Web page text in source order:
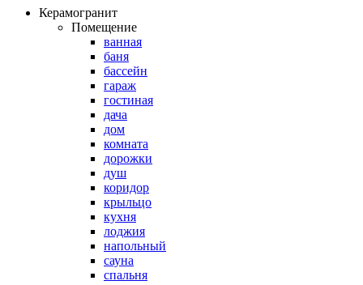
Керамогранит
Помещение
ванная
баня
бассейн
гараж
гостиная
дача
дом
комната
дорожки
душ
коридор
крыльцо
кухня
лоджия
напольный
сауна
спальня